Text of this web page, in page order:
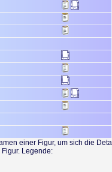
einer Figur, um sich die
Legende: